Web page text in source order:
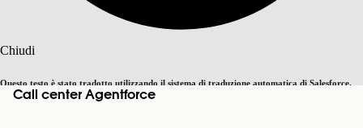
Chiudi
Questo testo è stato tradotto utilizzando il sistema di traduzione automatica di Salesforce.
Ulteriori dettagli sono disponibiliqui. Passa all'inglese
Call center Agentforce